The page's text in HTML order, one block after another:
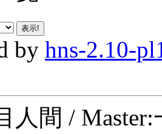
by hns-2.10-
人間 /